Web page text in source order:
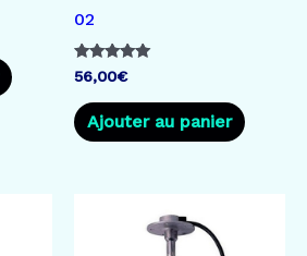
02
Note
5.00
sur 5
56,00€
Ajouter au panier